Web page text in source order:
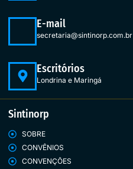
E-mail
secretaria@sintinorp.com.br
Escritórios
Londrina e Maringá
Sintinorp
SOBRE
CONVÊNIOS
CONVENÇÕES